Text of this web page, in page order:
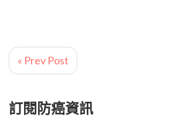
« Prev Post
訂閱防癌資訊